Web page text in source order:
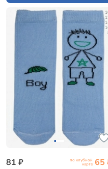
81 ₽ по клубной
карте 65